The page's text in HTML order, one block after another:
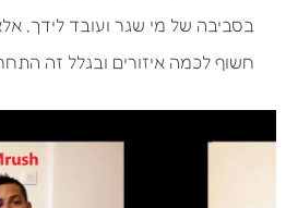
בסביבה של מי שגר ועובד לידך,
חשוף לכמה איזורים ובגלל זה